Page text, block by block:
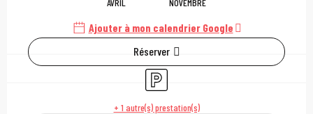
AVRIL NOVEMBRE
Ajouter à mon calendrier Google
Réserver
Parking
+ 1 autre(s) prestation(s)